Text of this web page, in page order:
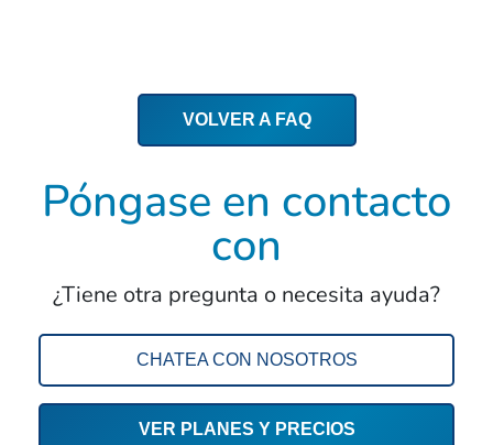
VOLVER A FAQ
Póngase en contacto
con
¿Tiene otra pregunta o necesita ayuda?
CHATEA CON NOSOTROS
VER PLANES Y PRECIOS